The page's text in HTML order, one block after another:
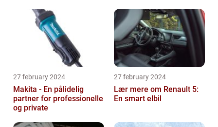
27 february 2024
Makita - En pålidelig
partner for professionelle
og private
27 february 2024
Lær mere om Renault 5:
En smart elbil